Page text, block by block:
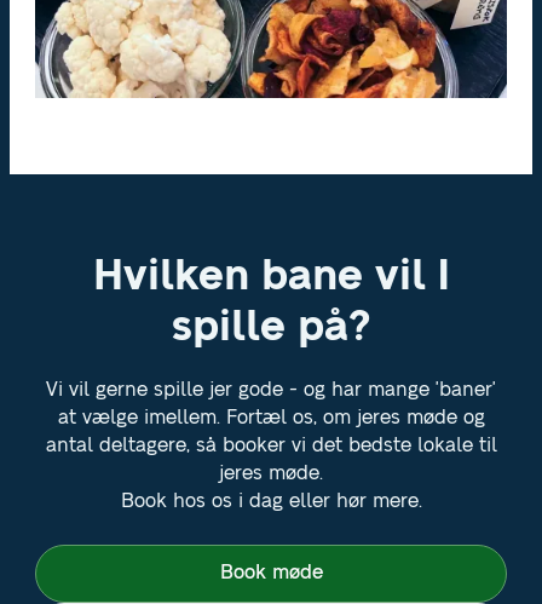
Hvilken bane vil I
spille på?
Vi vil gerne spille jer gode - og har mange 'baner'
at vælge imellem. Fortæl os, om jeres møde og
antal deltagere, så booker vi det bedste lokale til
jeres møde.
Book hos os i dag eller hør mere.
Book møde